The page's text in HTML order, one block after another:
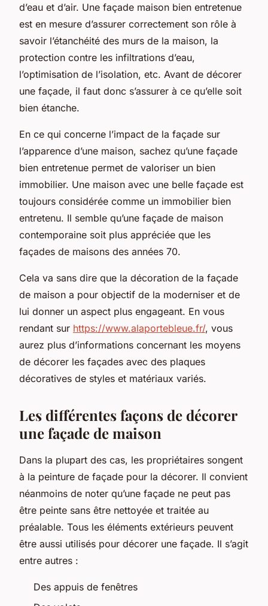
d’eau et d’air. Une façade maison bien entretenue
est en mesure d’assurer correctement son rôle à
savoir l’étanchéité des murs de la maison, la
protection contre les infiltrations d’eau,
l’optimisation de l’isolation, etc. Avant de décorer
une façade, il faut donc s’assurer à ce qu’elle soit
bien étanche.
En ce qui concerne l’impact de la façade sur
l’apparence d’une maison, sachez qu’une façade
bien entretenue permet de valoriser un bien
immobilier. Une maison avec une belle façade est
toujours considérée comme un immobilier bien
entretenu. Il semble qu’une façade de maison
contemporaine soit plus appréciée que les
façades de maisons des années 70.
Cela va sans dire que la décoration de la façade
de maison a pour objectif de la moderniser et de
lui donner un aspect plus engageant. En vous
rendant sur https://www.alaportebleue.fr/, vous
aurez plus d’informations concernant les moyens
de décorer les façades avec des plaques
décoratives de styles et matériaux variés.
Les différentes façons de décorer
une façade de maison
Dans la plupart des cas, les propriétaires songent
à la peinture de façade pour la décorer. Il convient
néanmoins de noter qu’une façade ne peut pas
être peinte sans être nettoyée et traitée au
préalable. Tous les éléments extérieurs peuvent
être aussi utilisés pour décorer une façade. Il s’agit
entre autres :
Des appuis de fenêtres